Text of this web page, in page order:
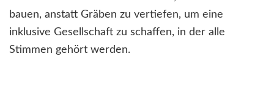
bauen, anstatt Gräben zu vertiefen, um eine
inklusive Gesellschaft zu schaffen, in der alle
Stimmen gehört werden.